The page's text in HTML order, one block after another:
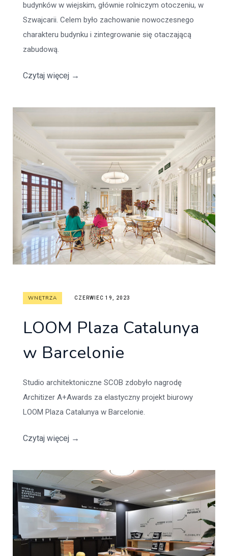
budynków w wiejskim, głównie rolniczym otoczeniu, w
Szwajcarii. Celem było zachowanie nowoczesnego
charakteru budynku i zintegrowanie się otaczającą
zabudową.
Czytaj więcej →
WNĘTRZA CZERWIEC 19, 2023
LOOM Plaza Catalunya
w Barcelonie
Studio architektoniczne SCOB zdobyło nagrodę
Architizer A+Awards za elastyczny projekt biurowy
LOOM Plaza Catalunya w Barcelonie.
Czytaj więcej →